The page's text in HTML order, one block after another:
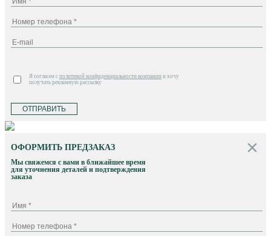
Я согласен с политикой конфиденциальности компании и хочу
получать рекламную рассылку
ОТПРАВИТЬ
ОФОРМИТЬ ПРЕДЗАКАЗ
Мы свяжемся с вами в ближайшее время
для уточнения деталей и подтверждения
заказа